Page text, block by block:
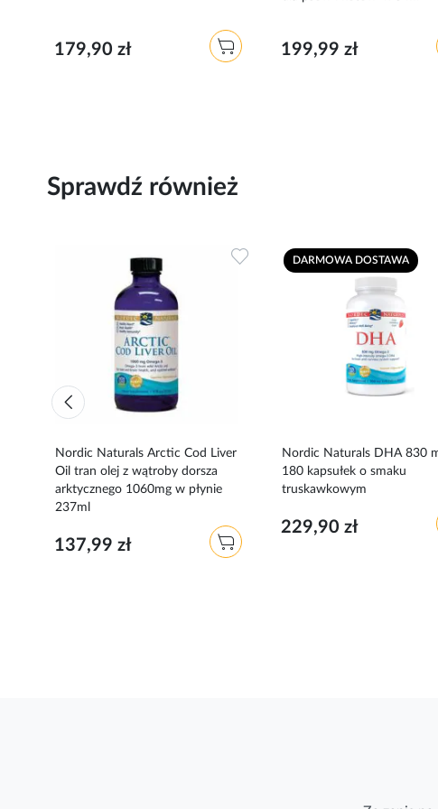
179,90 zł 199,99 zł
Sprawdź również
Nordic Naturals Arctic Cod Liver
Oil tran olej z wątroby dorsza
arktycznego 1060mg w płynie
237ml
137,99 zł
Dodaj DARMOWA DOSTAWA
Nordic Naturals DHA 830
180 kapsułek o smaku
truskawkowym
229,90 zł